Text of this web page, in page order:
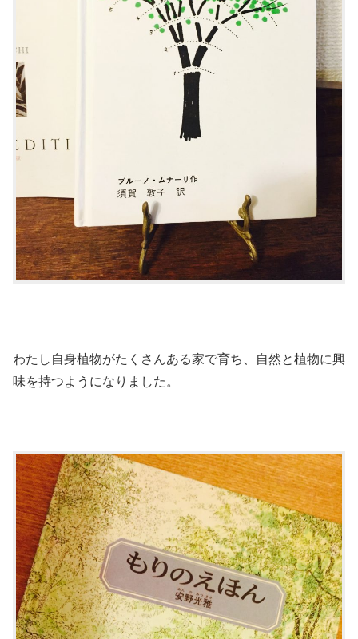
わたし自身植物がたくさんある家で育ち、自然と植物に興
味を持つようになりました。